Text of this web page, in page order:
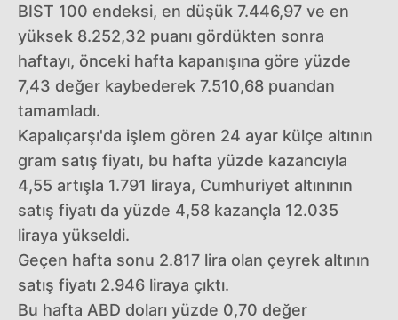
BIST 100 endeksi, en düşük 7.446,97 ve en
yüksek 8.252,32 puanı gördükten sonra
haftayı, önceki hafta kapanışına göre yüzde
7,43 değer kaybederek 7.510,68 puandan
tamamladı.
Kapalıçarşı'da işlem gören 24 ayar külçe altının
gram satış fiyatı, bu hafta yüzde kazancıyla
4,55 artışla 1.791 liraya, Cumhuriyet altınının
satış fiyatı da yüzde 4,58 kazançla 12.035
liraya yükseldi.
Geçen hafta sonu 2.817 lira olan çeyrek altının
satış fiyatı 2.946 liraya çıktı.
Bu hafta ABD doları yüzde 0,70 değer